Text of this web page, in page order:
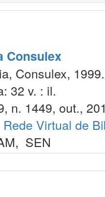
Consulex
Consulex, 1999.
32 v. : il.
n. 1449, out.,
Rede Virtual de
, SEN